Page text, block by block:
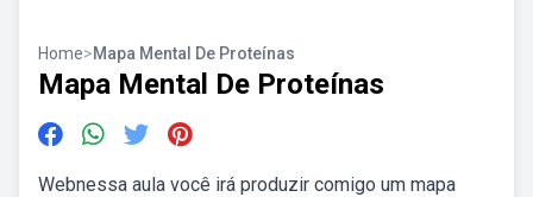
Home>Mapa Mental De Proteínas
Mapa Mental De Proteínas
Webnessa aula você irá produzir comigo um mapa